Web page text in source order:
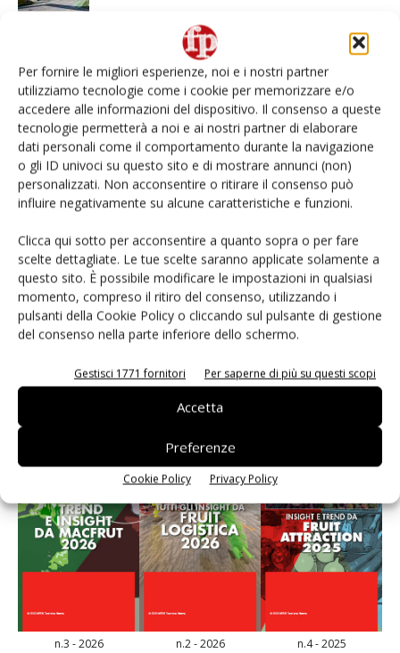
Per fornire le migliori esperienze, noi e i nostri partner
utilizziamo tecnologie come i cookie per memorizzare e/o
accedere alle informazioni del dispositivo. Il consenso a queste
tecnologie permetterà a noi e ai nostri partner di elaborare
dati personali come il comportamento durante la navigazione
o gli ID univoci su questo sito e di mostrare annunci (non)
personalizzati. Non acconsentire o ritirare il consenso può
influire negativamente su alcune caratteristiche e funzioni.
Clicca qui sotto per acconsentire a quanto sopra o per fare
scelte dettagliate. Le tue scelte saranno applicate solamente a
questo sito. È possibile modificare le impostazioni in qualsiasi
momento, compreso il ritiro del consenso, utilizzando i
pulsanti della Cookie Policy o cliccando sul pulsante di gestione
del consenso nella parte inferiore dello schermo.
Gestisci 1771 fornitori Per saperne di più su questi scopi
Accetta
Preferenze
Cookie Policy Privacy Policy
L’ortofrutta di Extra Supermercati tra localismo e
Ai #Repartofresh
Non è una susina: è Metis… e può rivoluzionare la
categoria
Andamento prezzi ortofrutta in Italia al 27 luglio
2026
Leonardo Odorizzi: “Dobbiamo creare stupore nel
punto di vendita” #vocidellortofrutta
n.3 - 2026 n.2 - 2026 n.4 - 2025